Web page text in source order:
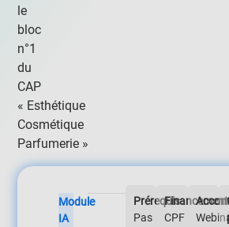
le
bloc
n°1
du
CAP
« Esthétique
Cosmétique
Parfumerie »
Module
IA
Prérequis
Pas
Financement
CPF